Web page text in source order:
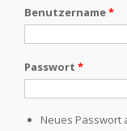
Benutzername*
Passwort *
Neues Passwort